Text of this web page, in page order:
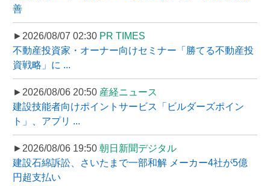
善
►2026/08/07 02:30 PR TIMES
不動産投資家・オーナー向けセミナー「勝てる不動産投
資戦略」に ...
►2026/08/06 20:50 産経ニュース
建設技能者向けポイントサービス「ビルダーズポイン
ト」、アプリ ...
►2026/08/06 19:50 朝日新聞デジタル
建設石綿訴訟、さいたまで一部和解 メーカー4社が5億
円超支払い